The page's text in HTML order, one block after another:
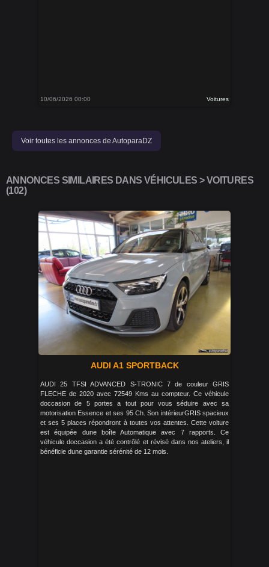
10/06/2026 00:00 Voitures
Voir toutes les annonces de AutoparaDZ
ANNONCES SIMILAIRES DANS VÉHICULES > VOITURES
(102)
AUDI A1 SPORTBACK
AUDI 25 TFSI ADVANCED S-TRONIC 7 de couleur GRIS
FLECHE de 2020 avec 72549 Kms au compteur. Ce véhicule
doccasion de 5 portes a tout pour vous séduire avec sa
motorisation Essence et ses 95 Ch. Son intérieurGRIS spacieux
et ses 5 places répondront à toutes vos attentes. Cette voiture
est équipée dune boîte Automatique avec 7 rapports. Ce
véhicule doccasion a été contrôlé et révisé dans nos ateliers, il
bénéficie dune garantie sérénité de 12 mois.